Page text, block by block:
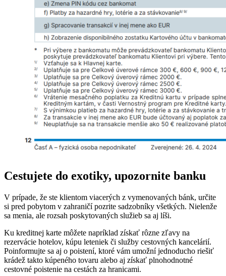
Cestujete do exotiky, upozornite banku
V prípade, že ste klientom viacerých z vymenovaných bánk, určite
si pred pobytom v zahraničí pozrite sadzobníky všetkých. Nielenže
sa menia, ale rozsah poskytovaných služieb sa aj líši.
Ku kreditnej karte môžete napríklad získať rôzne zľavy na
rezervácie hotelov, kúpu leteniek či služby cestovných kancelárií.
Poinformujte sa aj o poistení, ktoré vám umožní jednoducho riešiť
krádež takto kúpeného tovaru alebo aj získať plnohodnotné
cestovné poistenie na cestách za hranicami.